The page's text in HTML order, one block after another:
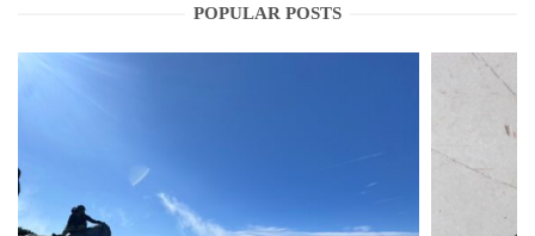
POPULAR POSTS